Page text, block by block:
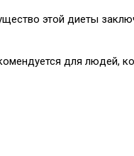
этой диеты
для людей,